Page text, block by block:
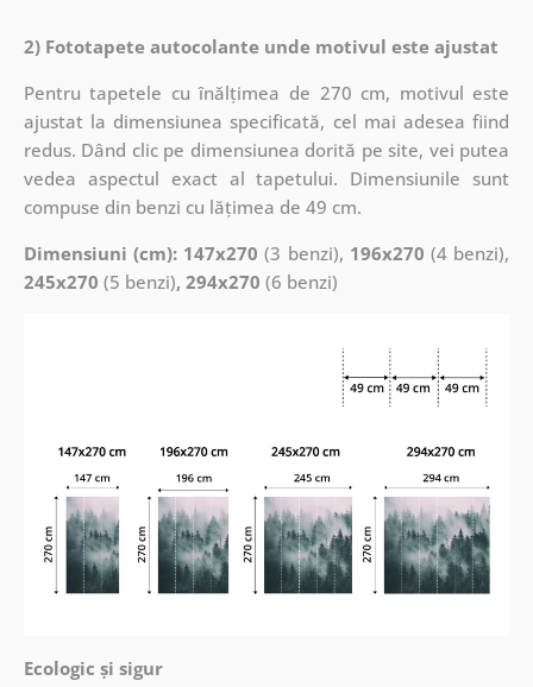
2) Fototapete autocolante unde motivul este ajustat
Pentru tapetele cu înălțimea de 270 cm, motivul este
ajustat la dimensiunea specificată, cel mai adesea fiind
redus. Dând clic pe dimensiunea dorită pe site, vei putea
vedea aspectul exact al tapetului. Dimensiunile sunt
compuse din benzi cu lățimea de 49 cm.
Dimensiuni (cm): 147x270 (3 benzi), 196x270 (4 benzi),
245x270 (5 benzi), 294x270 (6 benzi)
Ecologic și sigur